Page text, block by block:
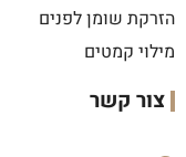
הזרקת שומן לפנים
מילוי קמטים
צור קשר